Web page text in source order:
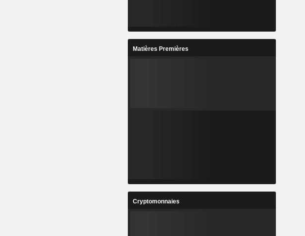
Matières Premières
Cryptomonnaies